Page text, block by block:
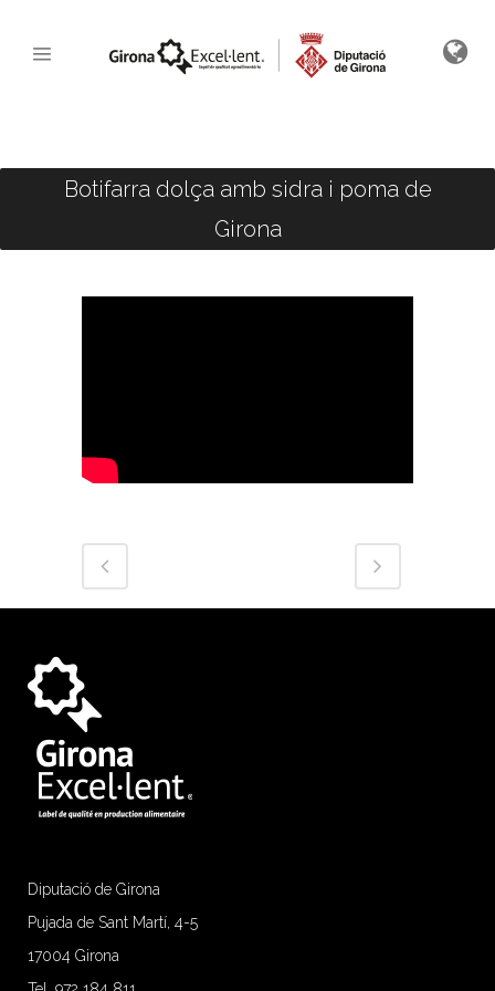
Botifarra dolça amb sidra i poma de
Girona
Diputació de Girona
Pujada de Sant Martí, 4-5
17004 Girona